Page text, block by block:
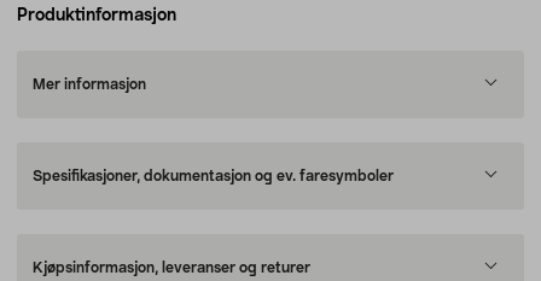
Produktinformasjon
Mer informasjon
Spesifikasjoner, dokumentasjon og ev. faresymboler
Kjøpsinformasjon, leveranser og returer